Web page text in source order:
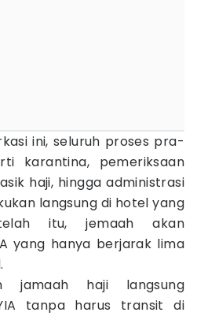
ini, seluruh proses pra-
karantina, pemeriksaan
haji, hingga administrasi
langsung di hotel yang
itu, jemaah akan
yang hanya berjarak lima
jamaah haji langsung
tanpa harus transit di